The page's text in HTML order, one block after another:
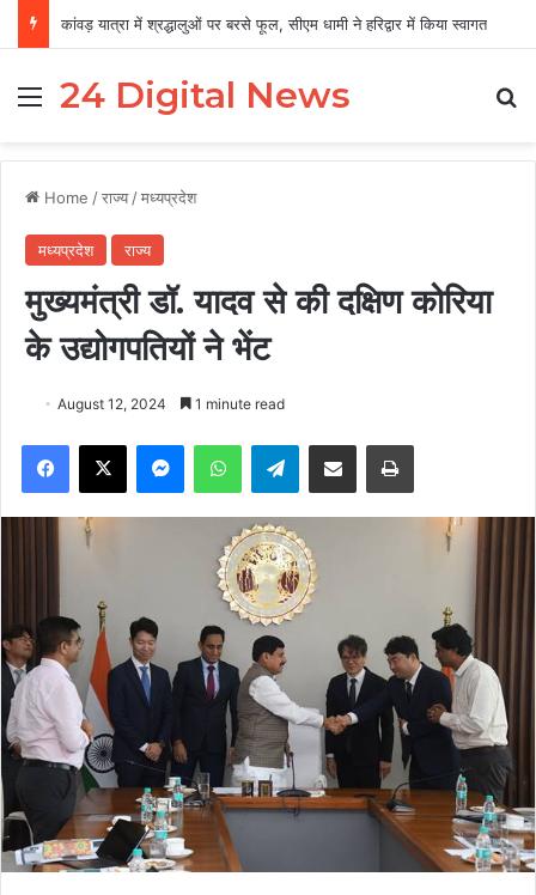
कांवड़ यात्रा में श्रद्धालुओं पर बरसे फूल, सीएम धामी ने हरिद्वार में किया स्वागत
Menu
24 Digital News
Home /राज्य /मध्यप्रदेश
मध्यप्रदेश राज्य
मुख्यमंत्री डॉ. यादव से की दक्षिण कोरिया
के उद्योगपतियों ने भेंट
August 12, 2024 1 minute read
Facebook
X MessengerWhatsAppTelegramShare via Email Print